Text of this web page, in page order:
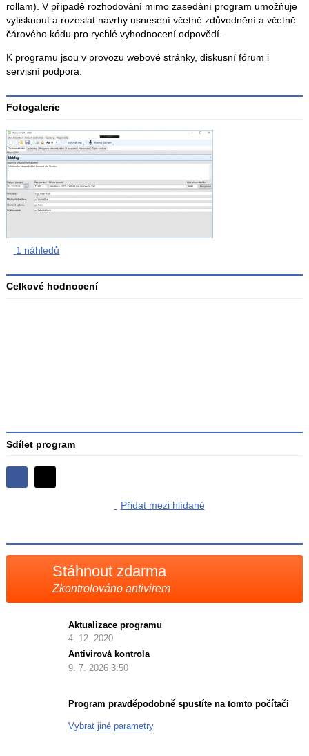
rollam). V případě rozhodování mimo zasedání program umožňuje
vytisknout a rozeslat návrhy usnesení včetně zdůvodnění a včetně
čárového kódu pro rychlé vyhodnocení odpovědí.
K programu jsou v provozu webové stránky, diskusní fórum i
servisní podpora.
Fotogalerie
1 náhledů
Celkové hodnocení
Sdílet program
Sdílejte
Přidat mezi hlídané
Stáhnout zdarma
Zkontrolováno antivirem
Aktualizace programu
4. 12. 2020
Antivirová kontrola
9. 7. 2026 3:50
Program pravděpodobně spustíte na tomto počítači
Vybrat jiné parametry